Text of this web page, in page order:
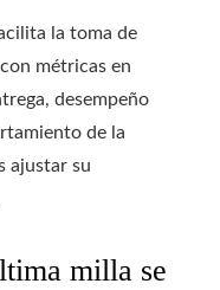
la toma de
métricas en
desempeño
de la
ajustar su
milla se